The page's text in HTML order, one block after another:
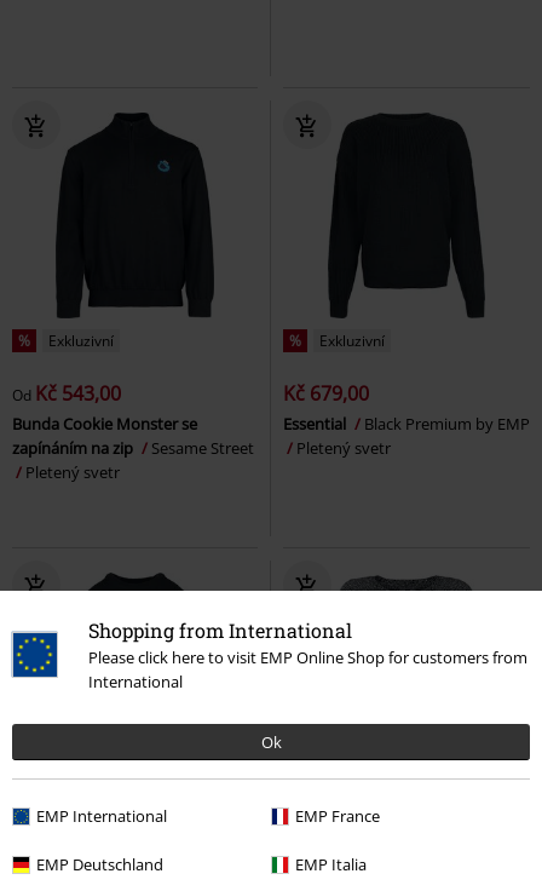
Shopping from International
Please click here to visit EMP Online Shop for customers from
International
Ok
EMP International EMP France
EMP Deutschland EMP Italia
% Exkluzivní
Od Kč 543,00
Bunda Cookie Monster se
zapínáním na zip
Sesame Street
Pletený svetr
% Exkluzivní
Kč 679,00
Essential
Black Premium by EMP
Pletený svetr
Kč 1.359,00
DMC
Kč 1.089,00